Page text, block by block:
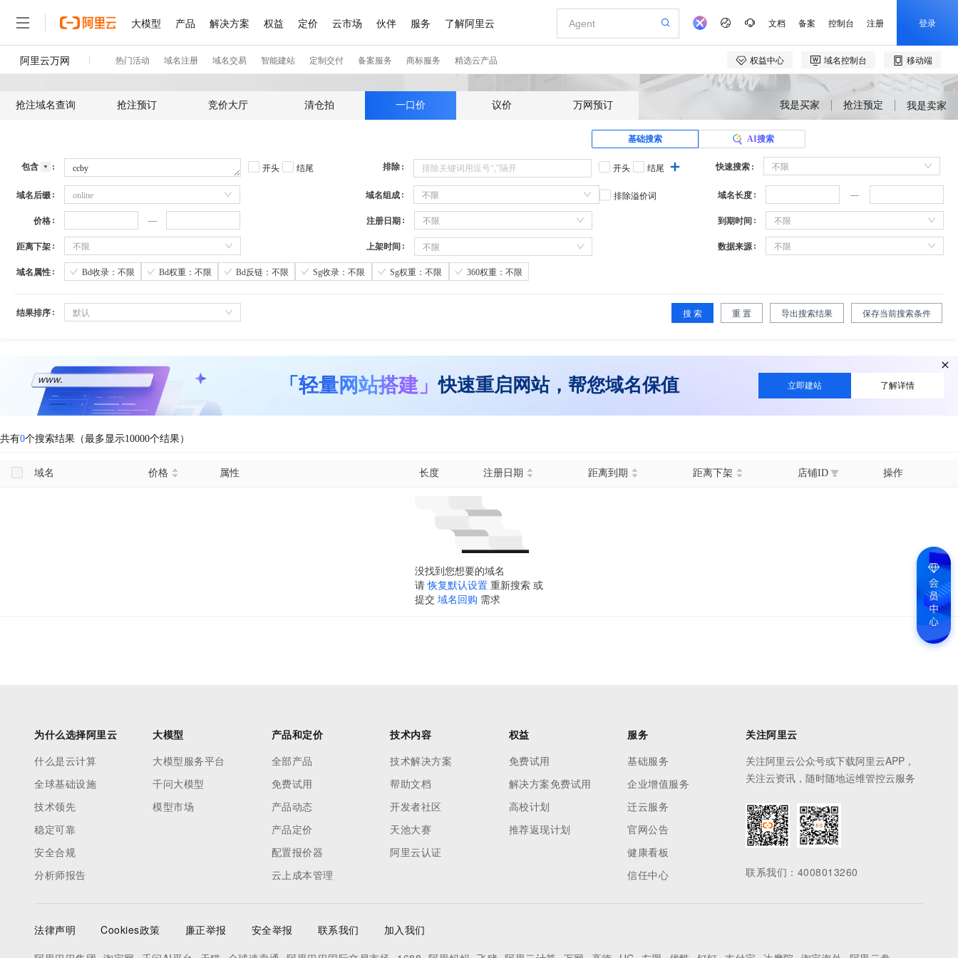
抢注域名查询 抢注预订 竞价大厅 清仓拍 一口价 议价 万网预订 我是买家 抢注预定 我是卖家
基础搜索 AI搜索
包含 开头 结尾 排除 开头 结尾 快速搜索 不限
域名后缀 online 域名组成 不限 排除溢价词 域名长度
价格 注册日期 不限 到期时间 不限
距离下架 不限 上架时间 不限 数据来源 不限
域名属性 Bd收录：不限 Bd权重：不限 Bd反链：不限 Sg收录：不限 Sg权重：不限 360权重：不限
结果排序 默认 搜 索 重 置 导出搜索结果 保存当前搜索条件
「轻量网站搭建」快速重启网站，帮您域名保值 立即建站 了解详情
共有0个搜索结果（最多显示10000个结果）
域名 价格 属性 长度 注册日期 距离到期 距离下架 店铺ID 操作
没找到您想要的域名
请 恢复默认设置 重新搜索 或
提交 域名回购 需求